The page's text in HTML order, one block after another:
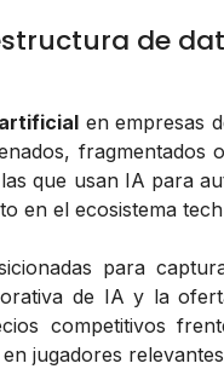
de
en empresas
fragmentados
que usan IA para
en el ecosistema
para
de IA y la
competitivos
jugadores